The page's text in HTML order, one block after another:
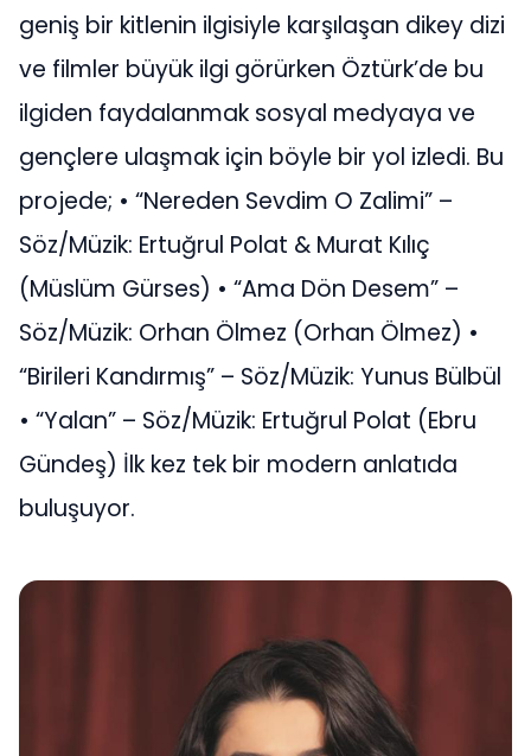
geniş bir kitlenin ilgisiyle karşılaşan dikey dizi
ve filmler büyük ilgi görürken Öztürk’de bu
ilgiden faydalanmak sosyal medyaya ve
gençlere ulaşmak için böyle bir yol izledi. Bu
projede; • “Nereden Sevdim O Zalimi” –
Söz/Müzik: Ertuğrul Polat & Murat Kılıç
(Müslüm Gürses) • “Ama Dön Desem” –
Söz/Müzik: Orhan Ölmez (Orhan Ölmez) •
“Birileri Kandırmış” – Söz/Müzik: Yunus Bülbül
• “Yalan” – Söz/Müzik: Ertuğrul Polat (Ebru
Gündeş) İlk kez tek bir modern anlatıda
buluşuyor.